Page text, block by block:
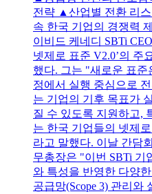
전략 ▲산업별 전환 리
속 한국 기업의 경쟁력
이비드 케네디 SBTi
넷제로 표준 V2.0’의 주
했다. 그는 "새로운 표준
정에서 실행 중심으로
는 기업의 기후 목표가
질 수 있도록 지원하고,
는 한국 기업들의 넷제
라고 말했다. 이날 간담
무총장은 "이번 SBTi 기
와 특성을 반영한 다양
공급망(Scope 3) 관리와